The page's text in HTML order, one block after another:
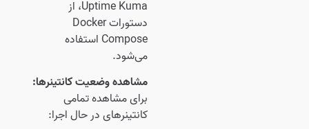
Uptime Kuma، از
دستورات Docker
Compose استفاده
می‌شود.
مشاهده وضعیت کانتینرها:
برای مشاهده تمامی
کانتینرهای در حال اجرا: